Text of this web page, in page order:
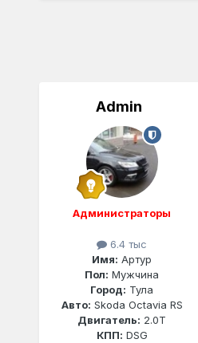
Admin
Администраторы
6.4 тыс
Имя: Артур
Пол: Мужчина
Город: Тула
Авто: Skoda Octavia RS
Двигатель: 2.0T
КПП: DSG